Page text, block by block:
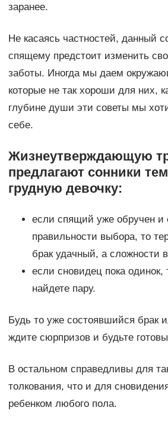
заранее.
Не касаясь частностей, данный
спящему предстоит изменить
заботы. Иногда мы даем
которые не так хороши для них,
глубине души эти советы мы
себе.
Жизнеутверждающую
предлагают сонники
грудную девочку:
если спящий уже обручен и
правильности выбора, то
брак удачный, а сложности
если сновидец пока одинок,
найдете пару.
Будь то уже состоявшийся брак
ждите сюрпризов и будьте
В остальном справедливы для
толкования, что и для
ребенком любого пола.